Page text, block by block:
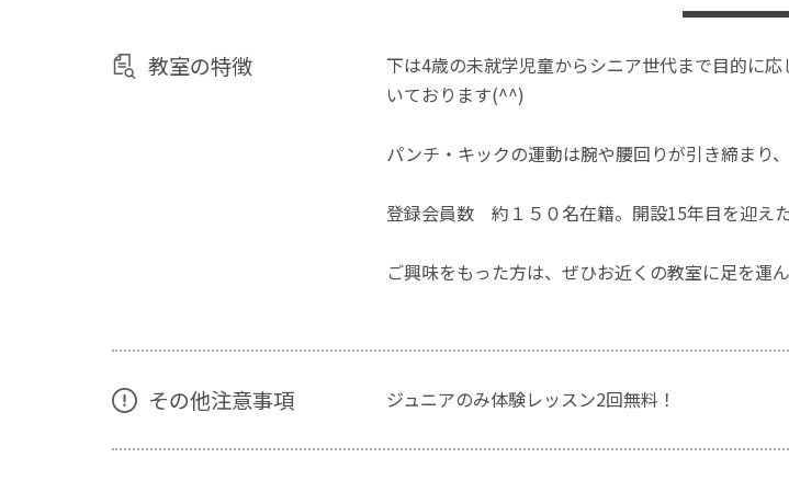
教室の特徴
下は4歳の未就学児童からシニア世代まで目的に
いております(^^)
パンチ・キックの運動は腕や腰回りが引き締まり
登録会員数 約１５０名在籍。開設15年目を迎え
ご興味をもった方は、ぜひお近くの教室に足を運
その他注意事項 ジュニアのみ体験レッスン2回無料！